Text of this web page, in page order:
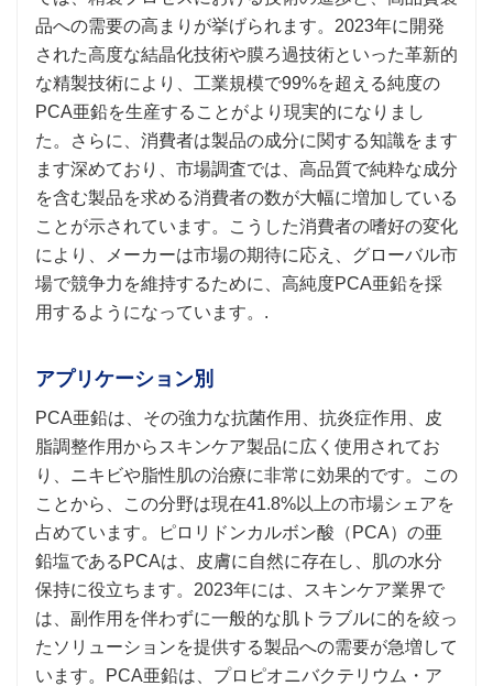
品への需要の高まりが挙げられます。2023年に開発
された高度な結晶化技術や膜ろ過技術といった革新的
な精製技術により、工業規模で99%を超える純度の
PCA亜鉛を生産することがより現実的になりまし
た。さらに、消費者は製品の成分に関する知識をます
ます深めており、市場調査では、高品質で純粋な成分
を含む製品を求める消費者の数が大幅に増加している
ことが示されています。こうした消費者の嗜好の変化
により、メーカーは市場の期待に応え、グローバル市
場で競争力を維持するために、高純度PCA亜鉛を採
用するようになっています。.
アプリケーション別
PCA亜鉛は、その強力な抗菌作用、抗炎症作用、皮
脂調整作用からスキンケア製品に広く使用されてお
り、ニキビや脂性肌の治療に非常に効果的です。この
ことから、この分野は現在41.8%以上の市場シェアを
占めています。ピロリドンカルボン酸（PCA）の亜
鉛塩であるPCAは、皮膚に自然に存在し、肌の水分
保持に役立ちます。2023年には、スキンケア業界で
は、副作用を伴わずに一般的な肌トラブルに的を絞っ
たソリューションを提供する製品への需要が急増して
います。PCA亜鉛は、プロピオニバクテリウム・ア